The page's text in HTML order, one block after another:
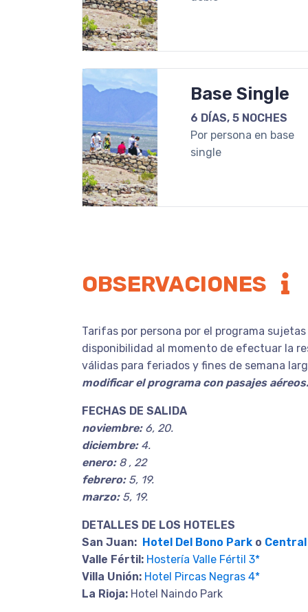
Base Single
6 DÍAS, 5 NOCHES
Por persona en base
single
OBSERVACIONES
Tarifas por persona por el programa
disponibilidad al momento de efectuar la
válidas para feriados y fines de semana
modificar el programa con pasajes aéreos.
FECHAS DE SALIDA
noviembre: 6, 20.
diciembre:4.
enero:8 , 22
febrero: 5, 19.
marzo:5, 19.
DETALLES DE LOS HOTELES
San Juan: Hotel Del Bono Park o
Valle Fértil: Hostería Valle Fértil 3*
Villa Unión: Hotel Pircas Negras 4*
La Rioja: Hotel Naindo Park